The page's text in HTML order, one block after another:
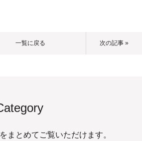
一覧に戻る 次の記事 »
まとめてご覧いただけます。